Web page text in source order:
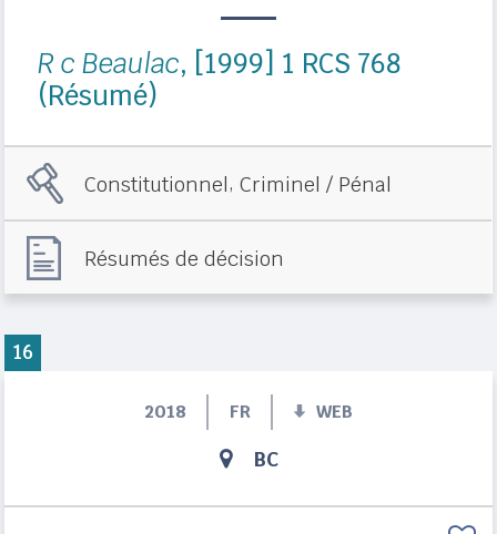
R c Beaulac, [1999] 1 RCS 768
(Résumé)
Constitutionnel,Criminel / Pénal
Résumés de décision
2018 FR WEB
BC
16